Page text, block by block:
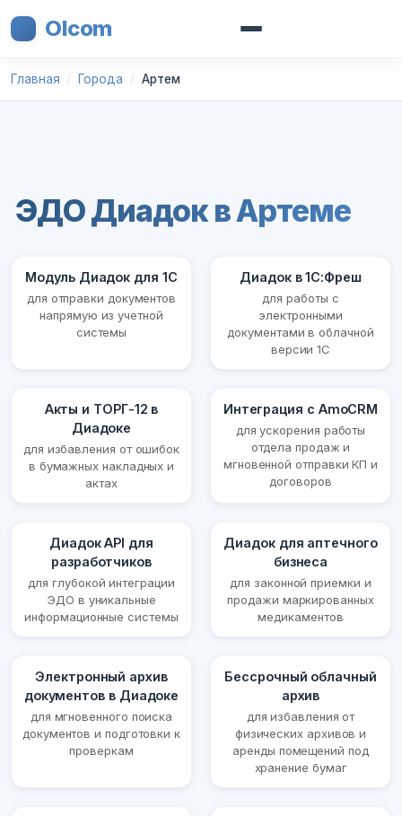
Olcom
Главная Города Артем
ЭДО Диадок в Артеме
Модуль Диадок для 1С
для отправки документов
напрямую из учетной
системы
Диадок в 1С:Фреш
для работы с
электронными
документами в облачной
версии 1С
Акты и ТОРГ-12 в
Диадоке
для избавления от ошибок
в бумажных накладных и
актах
Интеграция с AmoCRM
для ускорения работы
отдела продаж и
мгновенной отправки КП и
договоров
Диадок API для
разработчиков
для глубокой интеграции
ЭДО в уникальные
информационные системы
Диадок для аптечного
бизнеса
для законной приемки и
продажи маркированных
медикаментов
Электронный архив
документов в Диадоке
для мгновенного поиска
документов и подготовки к
проверкам
Бессрочный облачный
архив
для избавления от
физических архивов и
аренды помещений под
хранение бумаг